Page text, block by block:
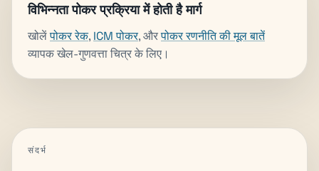
विभिन्नता पोकर प्रक्रिया में होती है मार्ग
खोलेंपोकर रेक, ICM पोकर, औरपोकर रणनीति की मूल बातें
व्यापक खेल-गुणवत्ता चित्र के लिए।
संदर्भ